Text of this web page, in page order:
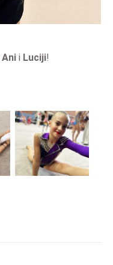
Ani i Luciji!